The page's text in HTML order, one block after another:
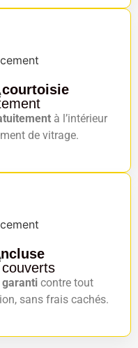
courtoisie
à l’intérieur
de vitrage.
garanticontre tout
sans frais cachés.